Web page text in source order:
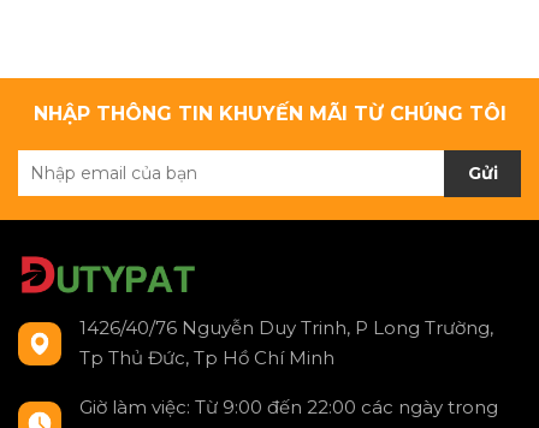
NHẬP THÔNG TIN KHUYẾN MÃI TỪ CHÚNG TÔI
Gửi
1426/40/76 Nguyễn Duy Trinh, P Long Trường,
Tp Thủ Đức, Tp Hồ Chí Minh
Giờ làm việc: Từ 9:00 đến 22:00 các ngày trong